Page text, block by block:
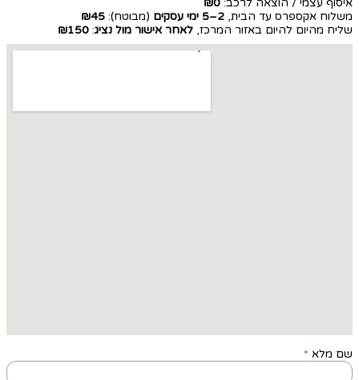
משלוח אקספרס עד הבית, 2–5 ימי עסקים (מבוטח): ₪45
שליח מהיום להיום באזור המרכז, לאחר אישור מול נציג:
₪150
שם מלא *